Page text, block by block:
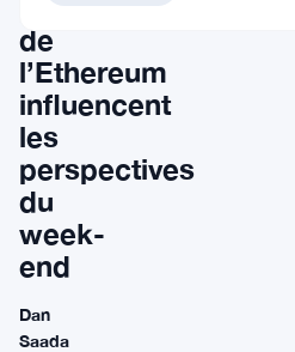
de
l’Ethereum
influencent
les
perspectives
du
week-
end
Dan
Saada